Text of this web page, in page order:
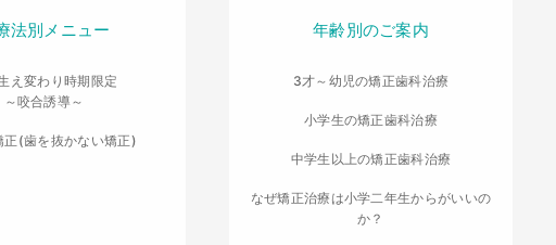
法別メニュー
え変わり時期限定
～咬合誘導～
正(歯を抜かない矯正)
年齢別のご案内
3才～幼児の矯正歯科治療
小学生の矯正歯科治療
中学生以上の矯正歯科治療
なぜ矯正治療は小学二年生からがいいの
か？